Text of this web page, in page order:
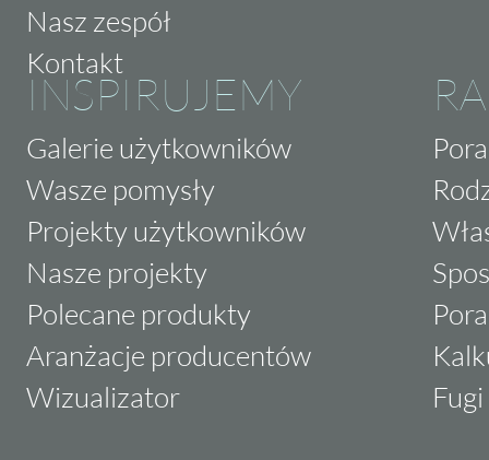
Nasz zespół
Kontakt
INSPIRUJEMY
Galerie użytkowników
Wasze pomysły
Projekty użytkowników
Nasze projekty
Polecane produkty
Aranżacje producentów
Wizualizator